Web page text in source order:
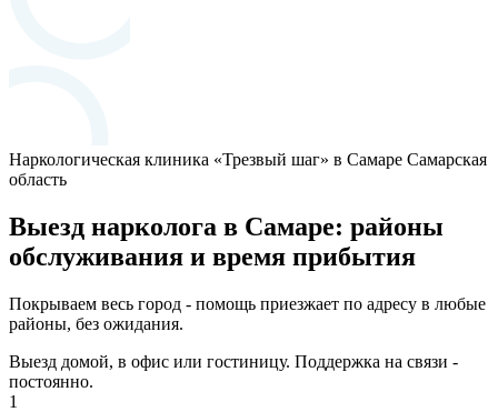
Наркологическая клиника «Трезвый шаг» в Самаре Самарская
область
Выезд нарколога в Самаре: районы
обслуживания и время прибытия
Покрываем весь город - помощь приезжает по адресу в любые
районы, без ожидания.
Выезд домой, в офис или гостиницу. Поддержка на связи -
постоянно.
1